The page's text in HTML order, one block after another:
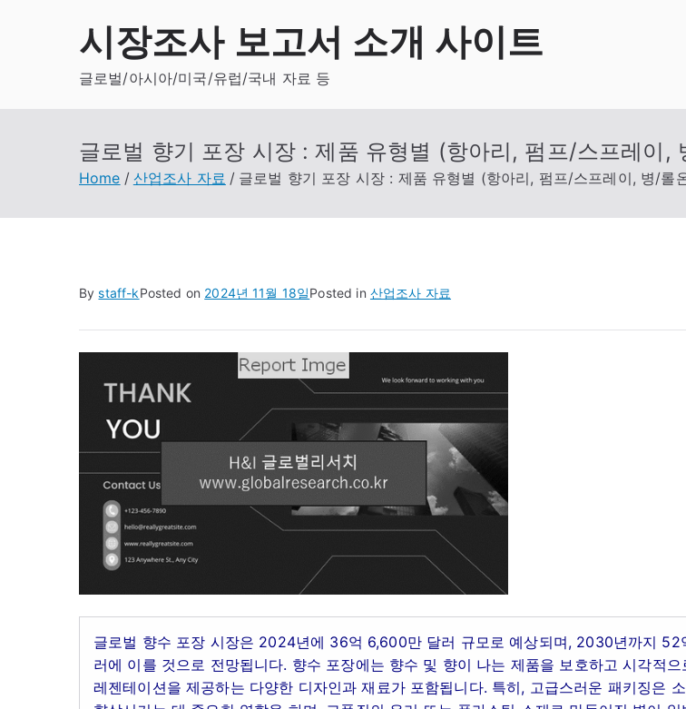
시장조사 보고서 소개 사이트
글로벌/아시아/미국/유럽/국내 자료 등
글로벌 향기 포장 시장 : 제품 유형별 (항아리, 펌프/스프레이,
Home 산업조사 자료 글로벌 향기 포장 시장 : 제품 유형별 (항아리, 펌프/스프레이, 병/롤
Bystaff-kPosted on 2024년 11월 18일Posted in 산업조사 자료
글로벌 향수 포장 시장은 2024년에 36억 6,600만 달러 규모로 예상되며, 2030년까지
러에 이를 것으로 전망됩니다. 향수 포장에는 향수 및 향이 나는 제품을 보호하고 시각적으
레젠테이션을 제공하는 다양한 디자인과 재료가 포함됩니다. 특히, 고급스러운 패키징은